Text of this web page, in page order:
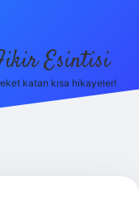
Esintisi
katan kısa hikayeler!